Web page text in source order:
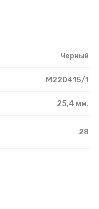
Черный
M220415/1
25,4 мм.
28